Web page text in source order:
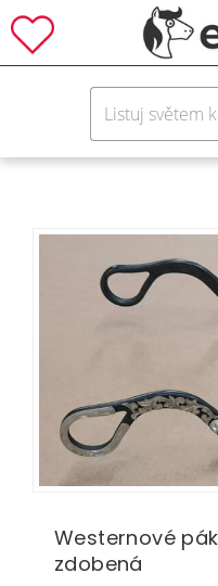
Westernové
zdobená